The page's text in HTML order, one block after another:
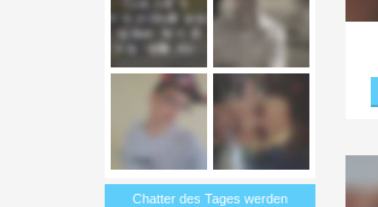
Chatter des Tages werden